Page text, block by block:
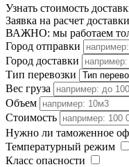
Узнать стоимость
Заявка на расчет доставки
ВАЖНО: мы работаем
Город отправки
Город доставки
Тип перевозки
Вес груза
Объем
Стоимость
Нужно ли таможенное
Температурный режим
Класс опасности